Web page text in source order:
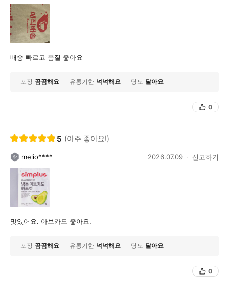
배송 빠르고 품질 좋아요
포장 꼼꼼해요 유통기한 넉넉해요 당도 달아요
0
5 (아주 좋아요!)
melio**** 2026.07.09 신고하기
맛있어요. 아보카도 좋아요.
포장 꼼꼼해요 유통기한 넉넉해요 당도 달아요
0